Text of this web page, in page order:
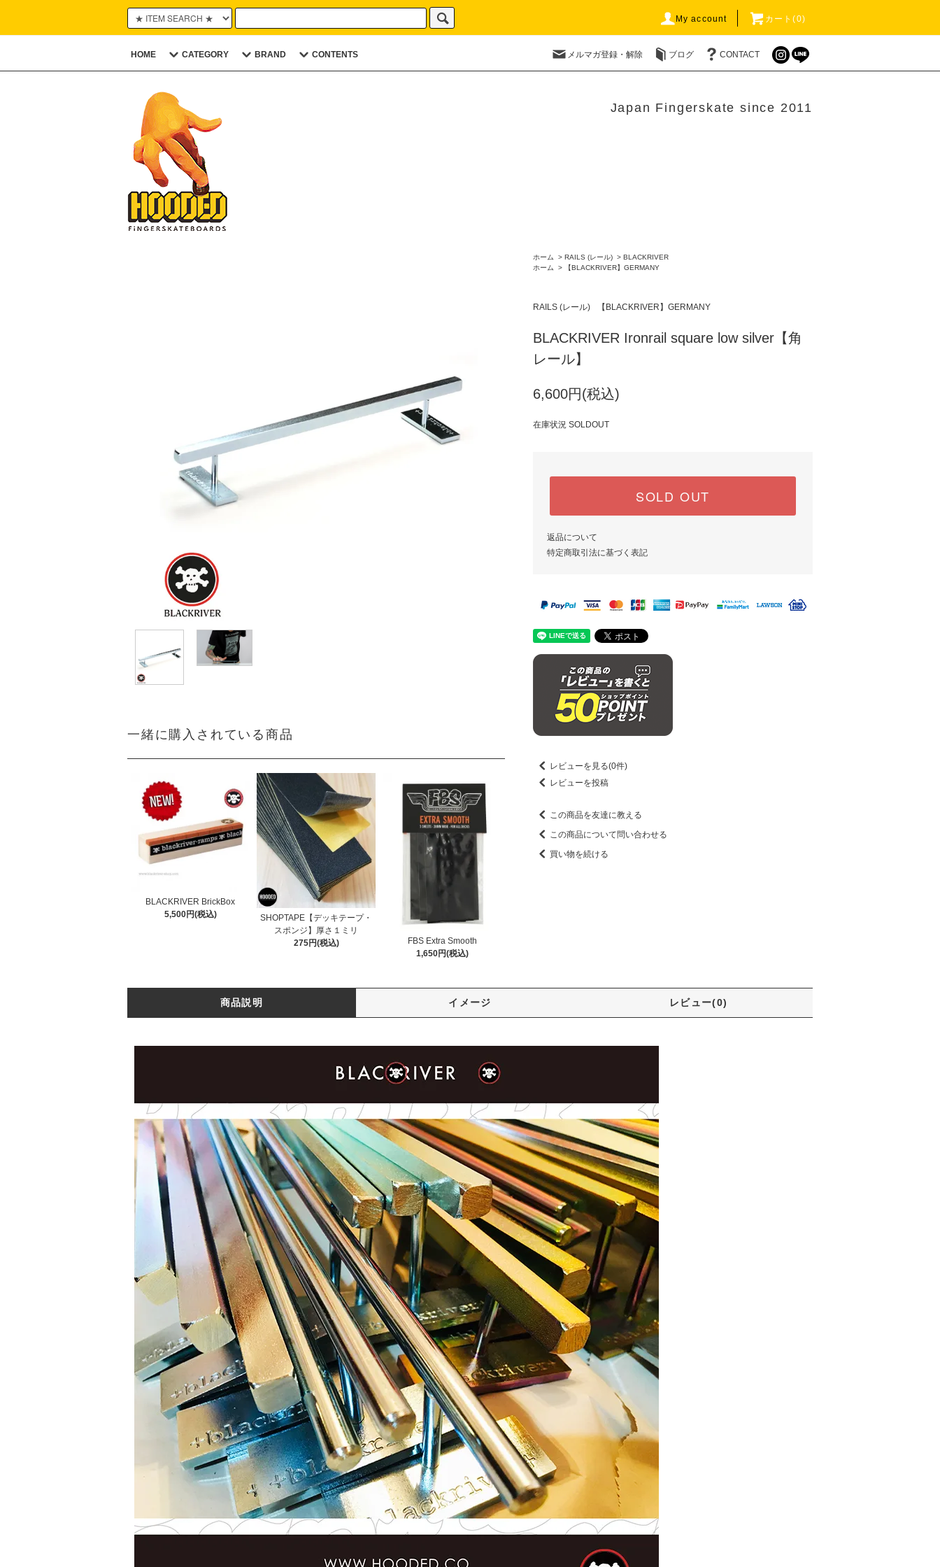
My account カート(0)
HOME CATEGORY BRAND CONTENTS メルマガ登録・解除 ブログ CONTACT
Japan Fingerskate since 2011
一緒に購入されている商品
BLACKRIVER BrickBox
5,500円(税込)
SHOPTAPE【デッキテープ・
スポンジ】厚さ１ミリ
275円(税込)
FBS Extra Smooth
1,650円(税込)
ホーム > RAILS (レール) > BLACKRIVER
ホーム
> 【BLACKRIVER】GERMANY
RAILS (レール) 【BLACKRIVER】GERMANY
BLACKRIVER Ironrail square low silver【角
レール】
6,600円(税込)
在庫状況 SOLDOUT
SOLD OUT
返品について
特定商取引法に基づく表記
レビューを見る(0件)
レビューを投稿
この商品を友達に教える
この商品について問い合わせる
買い物を続ける
商品説明 イメージ レビュー(0)